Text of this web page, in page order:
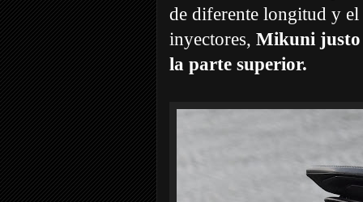
de diferente longitud y el
inyectores, Mikuni justo
la parte superior.